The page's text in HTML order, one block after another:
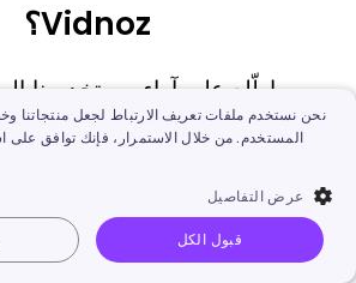
Vidnoz؟
اطّلع على آراء مستخدمينا
تفاعلهم مع الدبلجة لـ Vidnoz AI.
Vidnoz AI جعل الصورة تتكلم صورة إلى
نحن نستخدم ملفات تعريف الارتباط لجعل منتجاتنا
المستخدم. من خلال الاستمرار، فإنك توافق على
عرض التفاصيل
قبول الكل